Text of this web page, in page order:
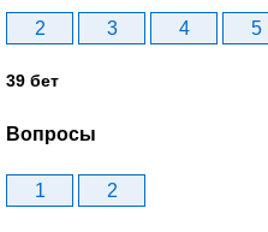
2 3 4 5
39 бет
Вопросы
1 2